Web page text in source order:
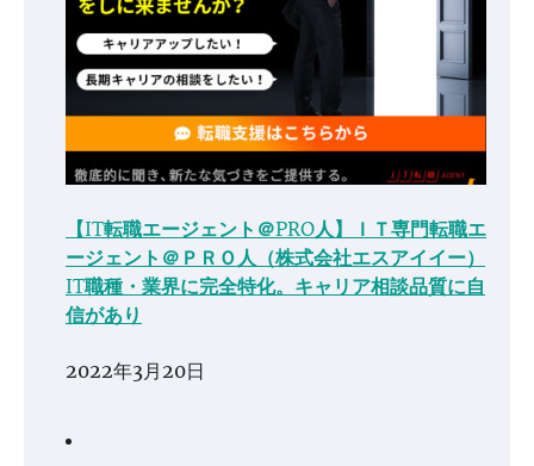
【IT転職エージェント＠PRO人】ＩＴ専門転職エ
ージェント＠ＰＲＯ人（株式会社エスアイイー）
IT職種・業界に完全特化。キャリア相談品質に自
信があり
2022年3月20日